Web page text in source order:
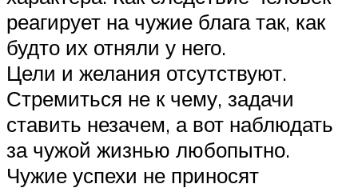
реагирует на чужие блага так, как
будто их отняли у него.
Цели и желания отсутствуют.
Стремиться не к чему, задачи
ставить незачем, а вот наблюдать
за чужой жизнью любопытно.
Чужие успехи не приносят